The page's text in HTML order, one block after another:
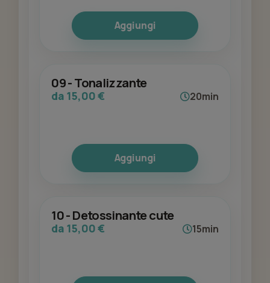
Aggiungi
09 - Tonalizzante
da 15,00 € 20min
Aggiungi
10 - Detossinante cute
da 15,00 € 15min